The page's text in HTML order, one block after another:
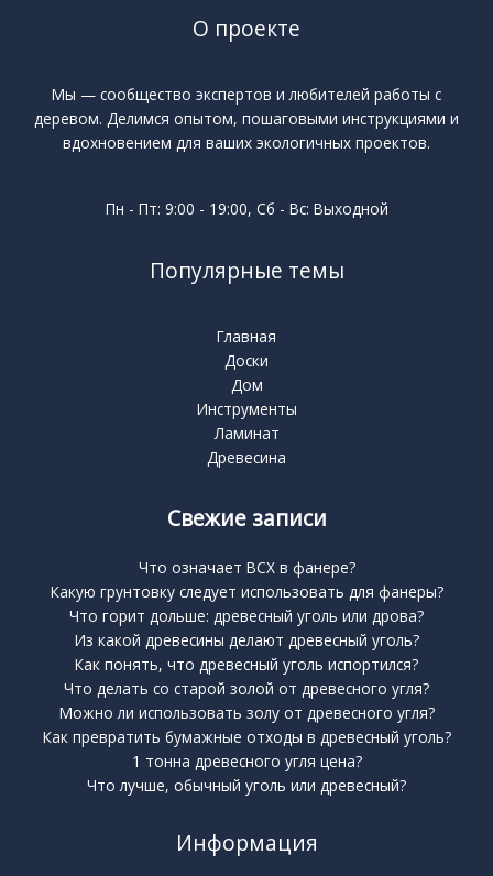
О проекте
Мы — сообщество экспертов и любителей работы с
деревом. Делимся опытом, пошаговыми инструкциями и
вдохновением для ваших экологичных проектов.
Пн - Пт: 9:00 - 19:00, Сб - Вс: Выходной
Популярные темы
Главная
Доски
Дом
Инструменты
Ламинат
Древесина
Свежие записи
Что означает BCX в фанере?
Какую грунтовку следует использовать для фанеры?
Что горит дольше: древесный уголь или дрова?
Из какой древесины делают древесный уголь?
Как понять, что древесный уголь испортился?
Что делать со старой золой от древесного угля?
Можно ли использовать золу от древесного угля?
Как превратить бумажные отходы в древесный уголь?
1 тонна древесного угля цена?
Что лучше, обычный уголь или древесный?
Информация